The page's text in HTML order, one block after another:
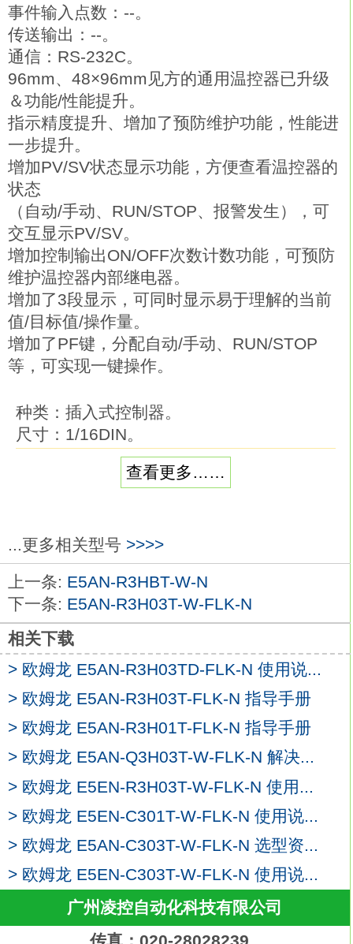
事件输入点数：--。
传送输出：--。
通信：RS-232C。
96mm、48×96mm见方的通用温控器已升级
＆功能/性能提升。
指示精度提升、增加了预防维护功能，性能进
一步提升。
增加PV/SV状态显示功能，方便查看温控器的
状态
（自动/手动、RUN/STOP、报警发生），可
交互显示PV/SV。
增加控制输出ON/OFF次数计数功能，可预防
维护温控器内部继电器。
增加了3段显示，可同时显示易于理解的当前
值/目标值/操作量。
增加了PF键，分配自动/手动、RUN/STOP
等，可实现一键操作。
种类：插入式控制器。
尺寸：1/16DIN。
电源电压：AC/DC24V。
输入种类：热电偶或铂电阻。
龙E5AN-R3H01T-W-FLK-N。
畅销的多用途48×48mm温控器现在更为出
众。
温控器现在可进行模拟输入。
更快速的采样速度250ms
W-FLK-N
提供传送输出，可简单输出到记录器。
带有回路断开报警（LBA）和加热器短路报
警（HS报警）的型号可选。
简单设置11段显示屏。
户用保护后设有保护指示灯提示操作员。
配备了手动输出功能。
带通信的型号安装新协议Modbus。
USB串行转换电缆可选欧姆龙E5AN-
R3H01T-W-FLK-N。尺寸：96×96mm。
控制输出1：电压输出。
控制输出2：--。
辅助输出：3点。
通信：RS-485。
查看更多……
...更多相关型号 >>>>
上一条: E5AN-R3HBT-W-N
下一条: E5AN-R3H03T-W-FLK-N
相关下载
> 欧姆龙 E5AN-R3H03TD-FLK-N 使用说...
> 欧姆龙 E5AN-R3H03T-FLK-N 指导手册
> 欧姆龙 E5AN-R3H01T-FLK-N 指导手册
> 欧姆龙 E5AN-Q3H03T-W-FLK-N 解决...
> 欧姆龙 E5EN-R3H03T-W-FLK-N 使用...
> 欧姆龙 E5EN-C301T-W-FLK-N 使用说...
> 欧姆龙 E5AN-C303T-W-FLK-N 选型资...
> 欧姆龙 E5EN-C303T-W-FLK-N 使用说...
广州凌控自动化科技有限公司
传真：020-28028239